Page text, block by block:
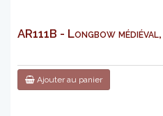
AR111B - Longbow
Ajouter au panier